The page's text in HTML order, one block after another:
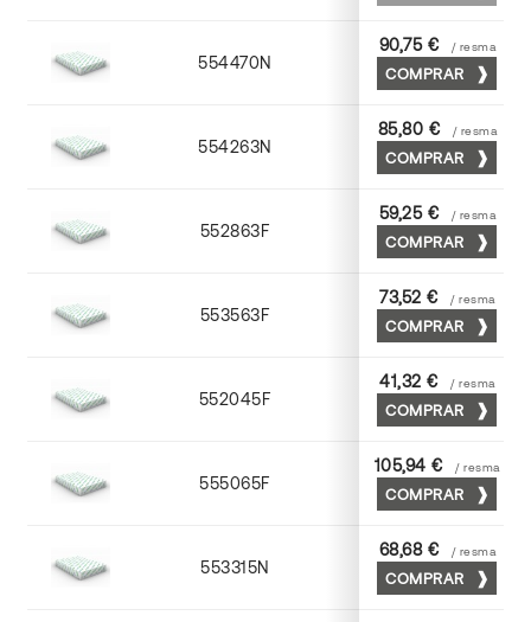
554470N 70 x 100
90,75 € / resma
COMPRAR
554263N 63 x 88
85,80 € / resma
COMPRAR
552863F 63 x 88
59,25 € / resma
COMPRAR
553563F 63 x 88
73,52 € / resma
COMPRAR
552045F 45 x 64
41,32 € / resma
COMPRAR
555065F 65 x 90
105,94 € / resma
COMPRAR
553315N 72 x 102
68,68 € / resma
COMPRAR